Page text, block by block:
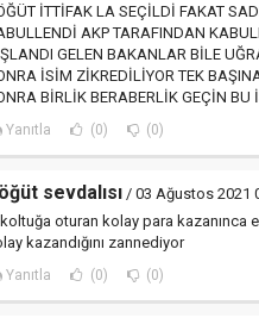
İTTİFAK LA SEÇİLDİ FAKAT
AKP TARAFINDAN
GELEN BAKANLAR BİLE
İSİM ZİKREDİLİYOR TEK
BİRLİK BERABERLİK GEÇİN BU
Yanıtla (0) (0)
sevdalısı / 03 Ağustos 2021
oturan kolay para kazanınca
kazandığını zannediyor
Yanıtla (0) (0)